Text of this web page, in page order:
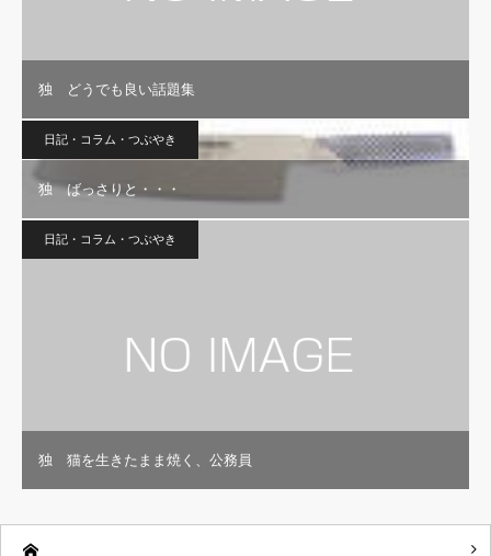
独 どうでも良い話題集
日記・コラム・つぶやき
独 ばっさりと・・・
日記・コラム・つぶやき
独 猫を生きたまま焼く、公務員